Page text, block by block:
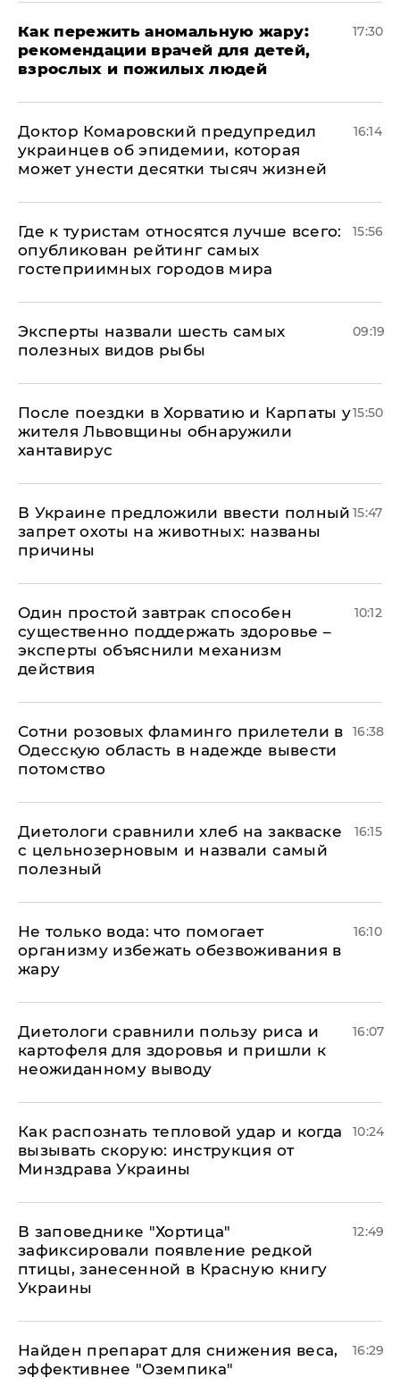
Как пережить аномальную жару:
рекомендации врачей для детей,
взрослых и пожилых людей
17:30
Доктор Комаровский предупредил
украинцев об эпидемии, которая
может унести десятки тысяч жизней
16:14
Где к туристам относятся лучше всего:
опубликован рейтинг самых
гостеприимных городов мира
15:56
Эксперты назвали шесть самых
полезных видов рыбы
09:19
После поездки в Хорватию и Карпаты у
жителя Львовщины обнаружили
хантавирус
15:50
В Украине предложили ввести полный
запрет охоты на животных: названы
причины
15:47
Один простой завтрак способен
существенно поддержать здоровье –
эксперты объяснили механизм
действия
10:12
Сотни розовых фламинго прилетели в
Одесскую область в надежде вывести
потомство
16:38
Диетологи сравнили хлеб на закваске
с цельнозерновым и назвали самый
полезный
16:15
Не только вода: что помогает
организму избежать обезвоживания в
жару
16:10
Диетологи сравнили пользу риса и
картофеля для здоровья и пришли к
неожиданному выводу
16:07
Как распознать тепловой удар и когда
вызывать скорую: инструкция от
Минздрава Украины
10:24
В заповеднике "Хортица"
зафиксировали появление редкой
птицы, занесенной в Красную книгу
Украины
12:49
Найден препарат для снижения веса,
эффективнее "Оземпика"
16:29